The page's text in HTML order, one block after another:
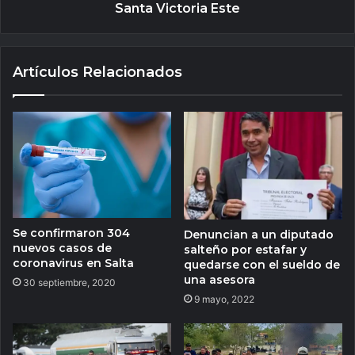
Santa Victoria Este
Artículos Relacionados
Se confirmaron 304
nuevos casos de
coronavirus en Salta
30 septiembre, 2020
Denuncian a un diputado
salteño por estafar y
quedarse con el sueldo de
una asesora
9 mayo, 2022